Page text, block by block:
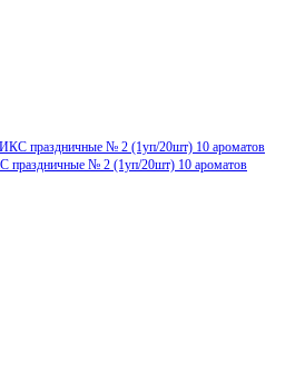
праздничные № 2 (1уп/20шт) 10 ароматов